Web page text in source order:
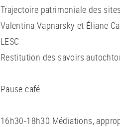
Trajectoire patrimoniale des
Valentina Vapnarsky et Éliane
LESC
Restitution des savoirs
Pause café
16h30-18h30 Médiations,